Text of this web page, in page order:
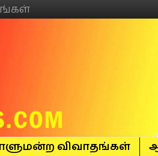
விவாதங்கள்